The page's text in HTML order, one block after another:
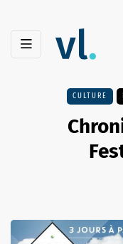
CULTURE